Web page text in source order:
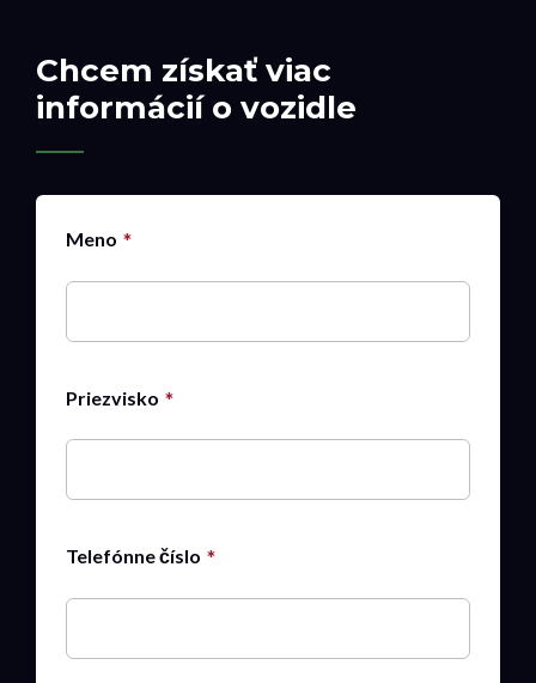
Chcem získať viac
informácií o vozidle
Meno
Priezvisko
Telefónne číslo